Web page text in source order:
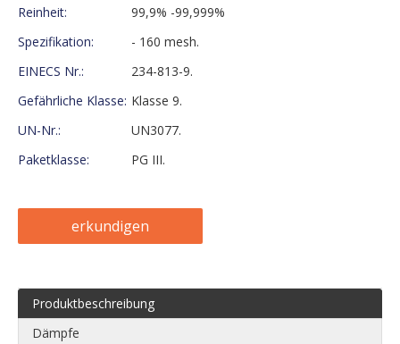
Reinheit:
99,9% -99,999%
Spezifikation:
- 160 mesh.
EINECS Nr.:
234-813-9.
Gefährliche Klasse: Klasse 9.
UN-Nr.:
UN3077.
Paketklasse:
PG III.
erkundigen
Produktbeschreibung
Dämpfe